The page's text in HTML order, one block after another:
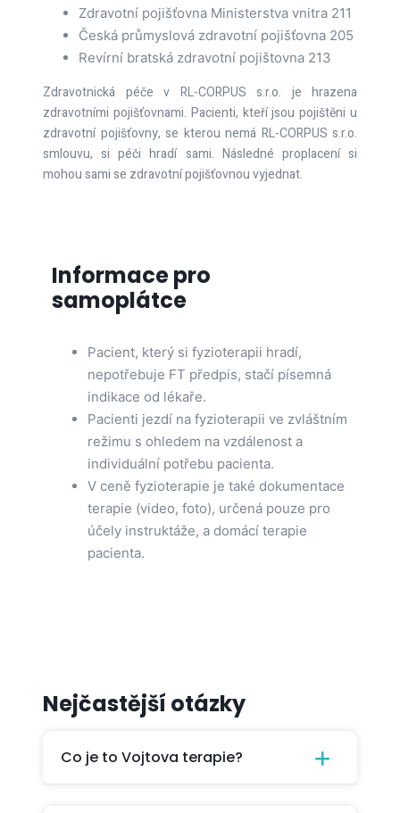
Zdravotní pojišťovna Ministerstva vnitra 211
Česká průmyslová zdravotní pojišťovna 205
Revírní bratská zdravotní pojištovna 213
Zdravotnická péče v RL-CORPUS s.r.o. je hrazena
zdravotními pojišťovnami. Pacienti, kteří jsou pojištěni u
zdravotní pojišťovny, se kterou nemá RL-CORPUS s.r.o.
smlouvu, si péči hradí sami. Následné proplacení si
mohou sami se zdravotní pojišťovnou vyjednat.
Informace pro
samoplátce
Pacient, který si fyzioterapii hradí,
nepotřebuje FT předpis, stačí písemná
indikace od lékaře.
Pacienti jezdí na fyzioterapii ve zvláštním
režimu s ohledem na vzdálenost a
individuální potřebu pacienta.
V ceně fyzioterapie je také dokumentace
terapie (video, foto), určená pouze pro
účely instruktáže, a domácí terapie
pacienta.
Nejčastější otázky
Co je to Vojtova terapie?